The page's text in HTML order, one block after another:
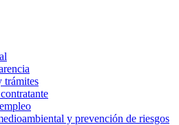
trámites
y prevención de riesgos